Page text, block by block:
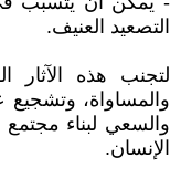
التصعيد العنيف.
لتجنب هذه الآثار
والمساواة،
والسعي لبناء
الإنسان.